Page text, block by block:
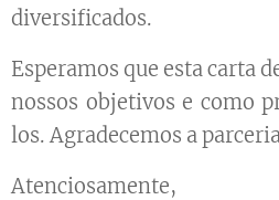
diversificados.
Esperamos que esta carta
nossos objetivos e como
los. Agradecemos a
Atenciosamente,